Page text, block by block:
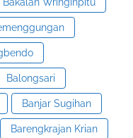
Balongsari
Banjar Sugihan
Barengkrajan Krian